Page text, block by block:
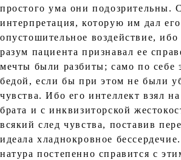
простого ума они подозрительны.
интерпретация, которую им дал его
опустошительное воздействие,
разум пациента признавал ее
мечты были разбиты; само по себе
бедой, если бы при этом не были
чувства. Ибо его интеллект взял
брата и с инквизиторской
всякий след чувства, поставив
идеала хладнокровное
натура постепенно справится с